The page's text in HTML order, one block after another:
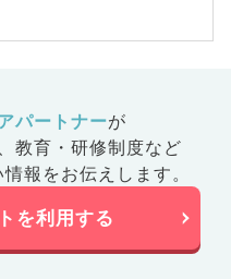
パートナーが
教育・研修制度など
報をお伝えします。
を利用する